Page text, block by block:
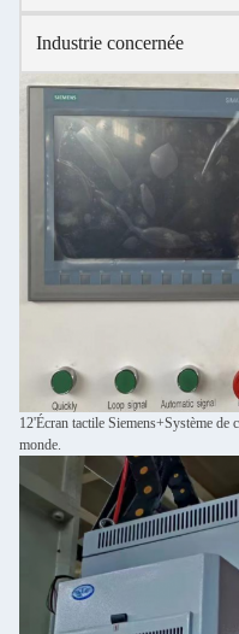
Industrie concernée
12'Écran tactile Siemens+Système
monde.